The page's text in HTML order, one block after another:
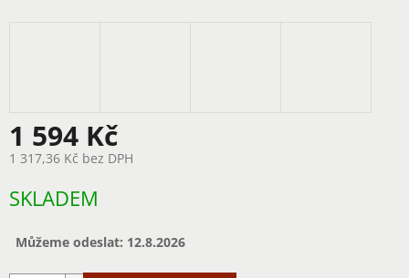
1 594 Kč
1 317,36 Kč bez DPH
cena:
SKLADEM
Můžeme odeslat: 12.8.2026